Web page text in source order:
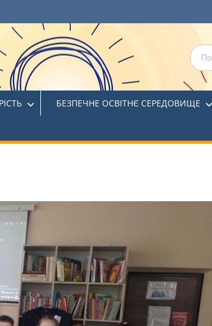
БЕЗПЕЧНЕ ОСВІТНЄ СЕРЕДОВИЩЕ